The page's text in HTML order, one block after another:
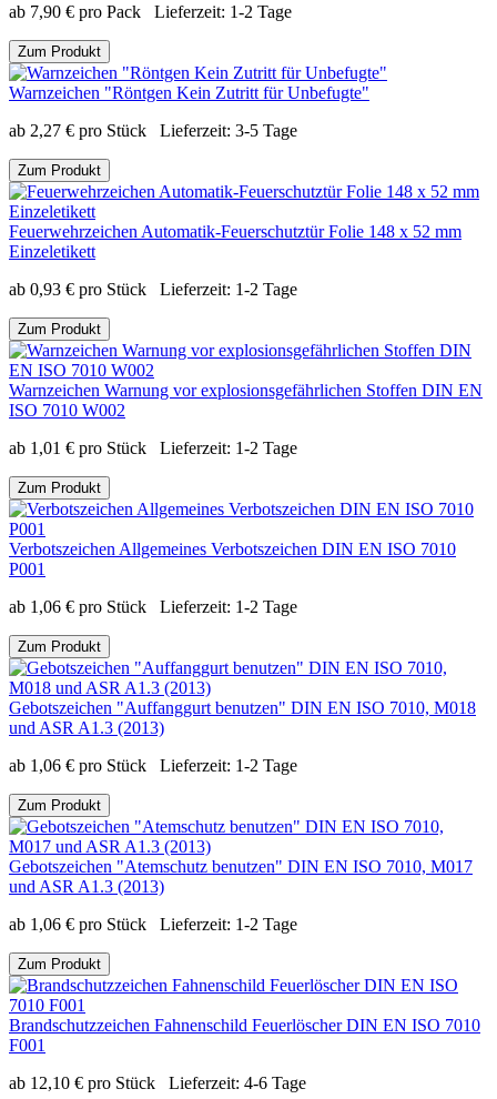
ab 7,90 € pro Pack Lieferzeit: 1-2 Tage
Zum Produkt
Warnzeichen "Röntgen Kein Zutritt für Unbefugte"
ab 2,27 € pro Stück Lieferzeit: 3-5 Tage
Zum Produkt
Feuerwehrzeichen Automatik-Feuerschutztür Folie 148 x 52 mm
Einzeletikett
ab 0,93 € pro Stück Lieferzeit: 1-2 Tage
Zum Produkt
Warnzeichen Warnung vor explosionsgefährlichen Stoffen DIN EN
ISO 7010 W002
ab 1,01 € pro Stück Lieferzeit: 1-2 Tage
Zum Produkt
Verbotszeichen Allgemeines Verbotszeichen DIN EN ISO 7010
P001
ab 1,06 € pro Stück Lieferzeit: 1-2 Tage
Zum Produkt
Gebotszeichen "Auffanggurt benutzen" DIN EN ISO 7010, M018
und ASR A1.3 (2013)
ab 1,06 € pro Stück Lieferzeit: 1-2 Tage
Zum Produkt
Gebotszeichen "Atemschutz benutzen" DIN EN ISO 7010, M017
und ASR A1.3 (2013)
ab 1,06 € pro Stück Lieferzeit: 1-2 Tage
Zum Produkt
Brandschutzzeichen Fahnenschild Feuerlöscher DIN EN ISO 7010
F001
ab 12,10 € pro Stück Lieferzeit: 4-6 Tage